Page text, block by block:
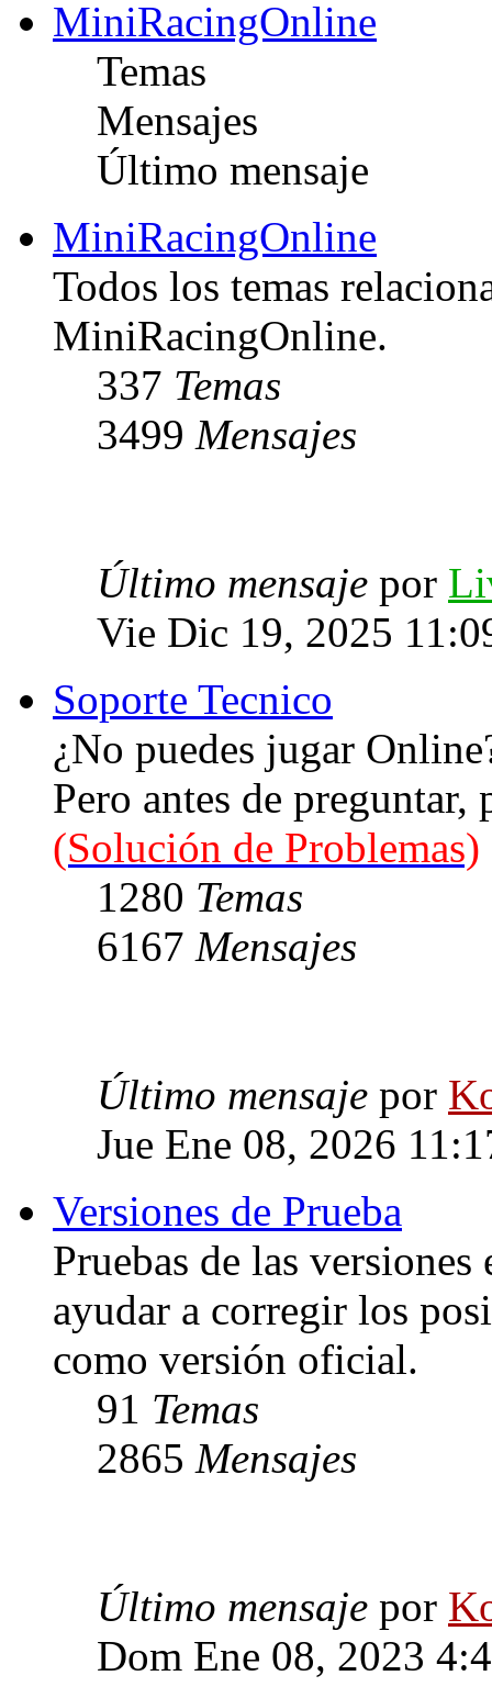
MiniRacingOnline
Temas
Mensajes
Último mensaje
MiniRacingOnline
Todos los temas
MiniRacingOnline.
337 Temas
3499 Mensajes
Último mensaje por
Vie Dic 19, 2025
Soporte Tecnico
¿No puedes jugar
Pero antes de
(Solución de Problemas)
1280 Temas
6167 Mensajes
Último mensaje por
Jue Ene 08, 2026
Versiones de Prueba
Pruebas de las
ayudar a corregir los
como versión oficial.
91 Temas
2865 Mensajes
Último mensaje por
Dom Ene 08, 2023